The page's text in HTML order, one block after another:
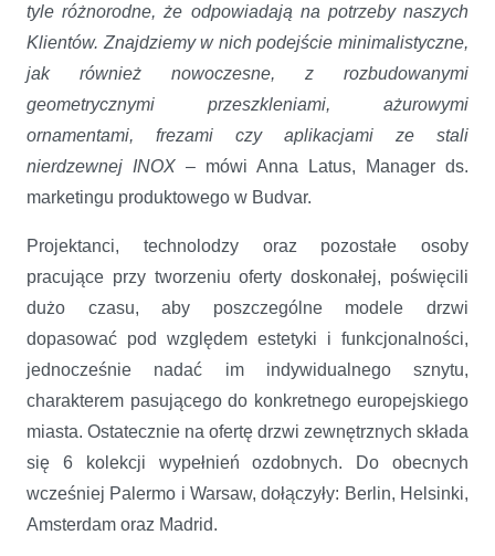
tyle różnorodne, że odpowiadają na potrzeby naszych
Klientów. Znajdziemy w nich podejście minimalistyczne,
jak również nowoczesne, z rozbudowanymi
geometrycznymi przeszkleniami, ażurowymi
ornamentami, frezami czy aplikacjami ze stali
nierdzewnej INOX – mówi Anna Latus, Manager ds.
marketingu produktowego w Budvar.
Projektanci, technolodzy oraz pozostałe osoby
pracujące przy tworzeniu oferty doskonałej, poświęcili
dużo czasu, aby poszczególne modele drzwi
dopasować pod względem estetyki i funkcjonalności,
jednocześnie nadać im indywidualnego sznytu,
charakterem pasującego do konkretnego europejskiego
miasta. Ostatecznie na ofertę drzwi zewnętrznych składa
się 6 kolekcji wypełnień ozdobnych. Do obecnych
wcześniej Palermo i Warsaw, dołączyły: Berlin, Helsinki,
Amsterdam oraz Madrid.